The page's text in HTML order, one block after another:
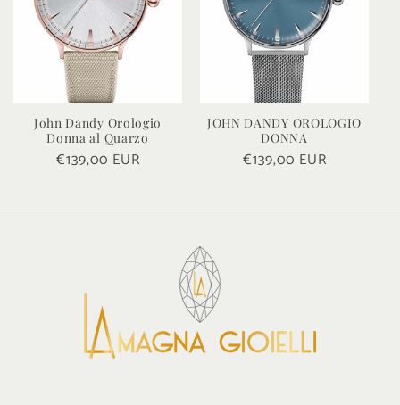
John Dandy Orologio
Donna al Quarzo
Prezzo
€139,00 EUR
JOHN DANDY OROLOGIO
DONNA
Prezzo
€139,00 EUR